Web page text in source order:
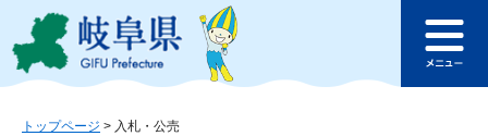
ジ
ュ
このページの本文へ
ュ
トップページ > 入札・公売